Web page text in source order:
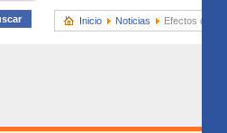
Inicio Noticias Efectos del